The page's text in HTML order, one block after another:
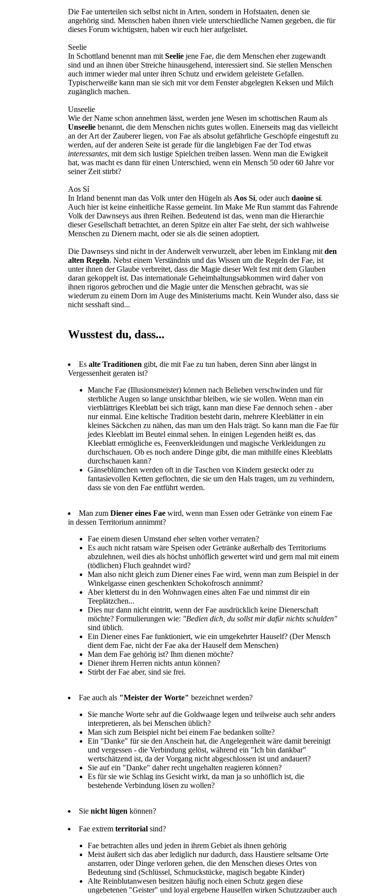
Die Fae unterteilen sich selbst nicht in Arten, sondern in Hofstaaten, denen sie
angehörig sind. Menschen haben ihnen viele unterschiedliche Namen gegeben, die für
dieses Forum wichtigsten, haben wir euch hier aufgelistet.
Seelie
In Schottland benennt man mit Seelie jene Fae, die dem Menschen eher zugewandt
sind und an ihnen über Streiche hinausgehend, interessiert sind. Sie stellen Menschen
auch immer wieder mal unter ihren Schutz und erwidern geleistete Gefallen.
Typischerweiße kann man sie sich mit vor dem Fenster abgelegten Keksen und Milch
zugänglich machen.
Unseelie
Wie der Name schon annehmen lässt, werden jene Wesen im schottischen Raum als
Unseelie benannt, die dem Menschen nichts gutes wollen. Einerseits mag das vielleicht
an der Art der Zauberer liegen, von Fae als absolut gefährliche Geschöpfe eingestuft zu
werden, auf der anderen Seite ist gerade für die langlebigen Fae der Tod etwas
interessantes, mit dem sich lustige Spielchen treiben lassen. Wenn man die Ewigkeit
hat, was macht es dann für einen Unterschied, wenn ein Mensch 50 oder 60 Jahre vor
seiner Zeit stirbt?
Aos Sí
In Irland benennt man das Volk unter den Hügeln als Aos Sí, oder auch daoine sí.
Auch hier ist keine einheitliche Rasse gemeint. Im Make Me Run stammt das Fahrende
Volk der Dawnseys aus ihren Reihen. Bedeutend ist das, wenn man die Hierarchie
dieser Gesellschaft betrachtet, an deren Spitze ein alter Fae steht, der sich wahlweise
Menschen zu Dienern macht, oder sie als die seinen adoptiert.
Die Dawnseys sind nicht in der Anderwelt verwurzelt, aber leben im Einklang mit den
alten Regeln. Nebst einem Verständnis und das Wissen um die Regeln der Fae, ist
unter ihnen der Glaube verbreitet, dass die Magie dieser Welt fest mit dem Glauben
daran gekoppelt ist. Das internationale Geheimhaltungsabkommen wird daher von
ihnen rigoros gebrochen und die Magie unter die Menschen gebracht, was sie
wiederum zu einem Dorn im Auge des Ministeriums macht. Kein Wunder also, dass sie
nicht sesshaft sind...
Wusstest du, dass...
Es alte Traditionen gibt, die mit Fae zu tun haben, deren Sinn aber längst in
Vergessenheit geraten ist?
Manche Fae (Illusionsmeister) können nach Belieben verschwinden und für
sterbliche Augen so lange unsichtbar bleiben, wie sie wollen. Wenn man ein
vierblättriges Kleeblatt bei sich trägt, kann man diese Fae dennoch sehen - aber
nur einmal. Eine keltische Tradition besteht darin, mehrere Kleeblätter in ein
kleines Säckchen zu nähen, das man um den Hals trägt. So kann man die Fae für
jedes Kleeblatt im Beutel einmal sehen. In einigen Legenden heißt es, das
Kleeblatt ermögliche es, Feenverkleidungen und magische Verkleidungen zu
durchschauen. Ob es noch andere Dinge gibt, die man mithilfe eines Kleeblatts
durchschauen kann?
Gänseblümchen werden oft in die Taschen von Kindern gesteckt oder zu
fantasievollen Ketten geflochten, die sie um den Hals tragen, um zu verhindern,
dass sie von den Fae entführt werden.
Man zum Diener eines Fae wird, wenn man Essen oder Getränke von einem Fae
in dessen Territorium annimmt?
Fae einem diesen Umstand eher selten vorher verraten?
Es auch nicht ratsam wäre Speisen oder Getränke außerhalb des Territoriums
abzulehnen, weil dies als höchst unhöflich gewertet wird und gern mal mit einem
(tödlichen) Fluch geahndet wird?
Man also nicht gleich zum Diener eines Fae wird, wenn man zum Beispiel in der
Winkelgasse einen geschenkten Schokofrosch annimmt?
Aber kletterst du in den Wohnwagen eines alten Fae und nimmst dir ein
Teeplätzchen...
Dies nur dann nicht eintritt, wenn der Fae ausdrücklich keine Dienerschaft
möchte? Formulierungen wie: "Bedien dich, du sollst mir dafür nichts schulden"
sind üblich.
Ein Diener eines Fae funktioniert, wie ein umgekehrter Hauself? (Der Mensch
dient dem Fae, nicht der Fae aka der Hauself dem Menschen)
Man dem Fae gehörig ist? Ihm dienen möchte?
Diener ihrem Herren nichts antun können?
Stirbt der Fae aber, sind sie frei.
Fae auch als "Meister der Worte" bezeichnet werden?
Sie manche Worte sehr auf die Goldwaage legen und teilweise auch sehr anders
interpretieren, als bei Menschen üblich?
Man sich zum Beispiel nicht bei einem Fae bedanken sollte?
Ein "Danke" für sie den Anschein hat, die Angelegenheit wäre damit bereinigt
und vergessen - die Verbindung gelöst, während ein "Ich bin dankbar"
wertschätzend ist, da der Vorgang nicht abgeschlossen ist und andauert?
Sie auf ein "Danke" daher recht ungehalten reagieren können?
Es für sie wie Schlag ins Gesicht wirkt, da man ja so unhöflich ist, die
bestehende Verbindung lösen zu wollen?
Sie nicht lügen können?
Fae extrem territorial sind?
Fae betrachten alles und jeden in ihrem Gebiet als ihnen gehörig
Meist äußert sich das aber lediglich nur dadurch, dass Haustiere seltsame Orte
anstarren, oder Dinge verloren gehen, die den Menschen dieses Ortes von
Bedeutung sind (Schlüssel, Schmuckstücke, magisch begabte Kinder)
Alte Reinblutanwesen besitzen häufig noch einen Schutz gegen diese
ungebetenen "Geister" und loyal ergebene Hauselfen wirken Schutzzauber auch